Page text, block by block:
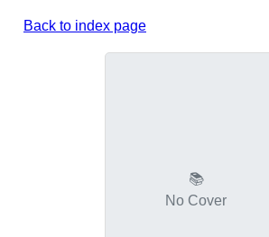
Back to index page
📚
No Cover